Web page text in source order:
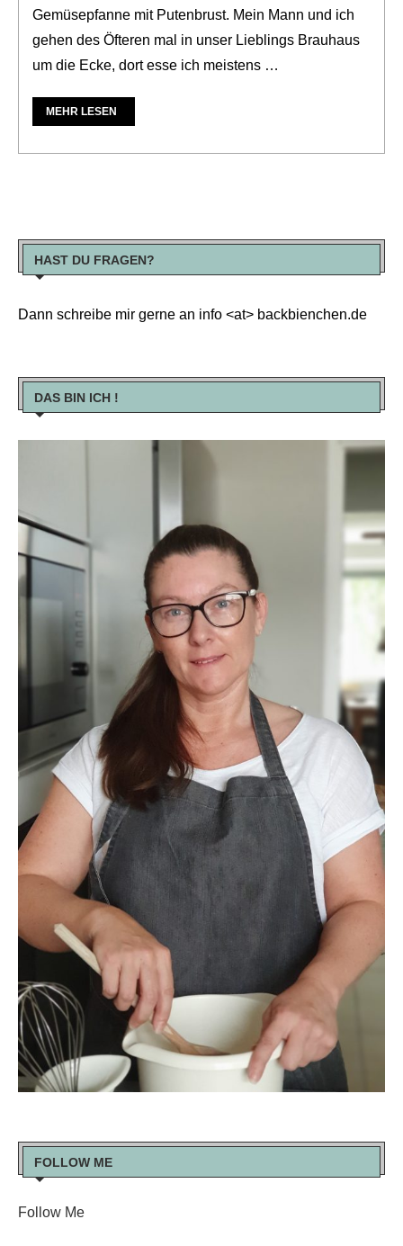
Gemüsepfanne mit Putenbrust. Mein Mann und ich
gehen des Öfteren mal in unser Lieblings Brauhaus
um die Ecke, dort esse ich meistens …
MEHR LESEN
HAST DU FRAGEN?
Dann schreibe mir gerne an info <at> backbienchen.de
DAS BIN ICH !
FOLLOW ME
Follow Me